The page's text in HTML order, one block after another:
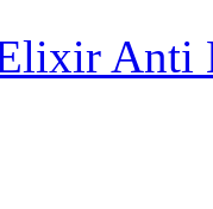
Anti